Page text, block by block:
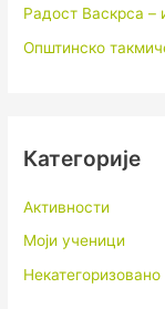
Радост Васкрса –
Општинско
Категорије
Активности
Моји ученици
Некатегоризовано